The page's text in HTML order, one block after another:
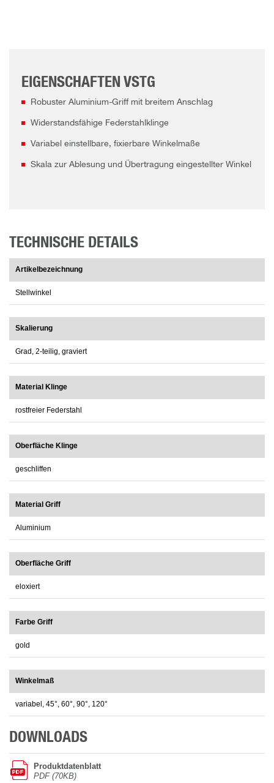
EIGENSCHAFTEN VSTG
Robuster Aluminium-Griff mit breitem Anschlag
Widerstandsfähige Federstahlklinge
Variabel einstellbare, fixierbare Winkelmaße
Skala zur Ablesung und Übertragung eingestellter Winkel
TECHNISCHE DETAILS
Artikelbezeichnung
Stellwinkel
Skalierung
Grad, 2-teilig, graviert
Material Klinge
rostfreier Federstahl
Oberfläche Klinge
geschliffen
Material Griff
Aluminium
Oberfläche Griff
eloxiert
Farbe Griff
gold
Winkelmaß
variabel, 45°, 60°, 90°, 120°
DOWNLOADS
Produktdatenblatt
PDF (70KB)